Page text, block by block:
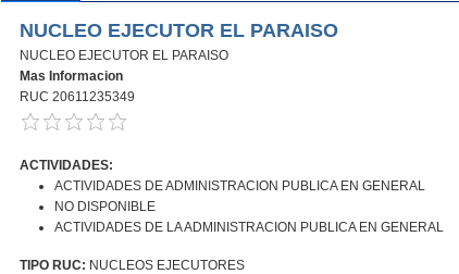
NUCLEO EJECUTOR EL PARAISO
NUCLEO EJECUTOR EL PARAISO
Mas Informacion
RUC 20611235349
ACTIVIDADES:
ACTIVIDADES DE ADMINISTRACION PUBLICA EN GENERAL
NO DISPONIBLE
ACTIVIDADES DE LA ADMINISTRACION PUBLICA EN GENERAL
TIPO RUC: NUCLEOS EJECUTORES